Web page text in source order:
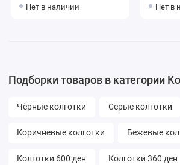
Нет в наличии
Нет в
Подборки товаров в категории
Чёрные колготки Серые колготки
Коричневые колготки Бежевые
Колготки 600 ден Колготки 360 ден